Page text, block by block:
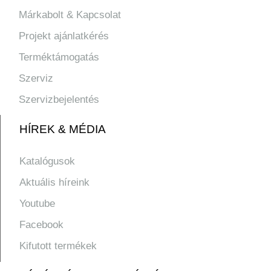
Márkabolt & Kapcsolat
Projekt ajánlatkérés
Terméktámogatás
Szerviz
Szervizbejelentés
HÍREK & MÉDIA
Katalógusok
Aktuális híreink
Youtube
Facebook
Kifutott termékek